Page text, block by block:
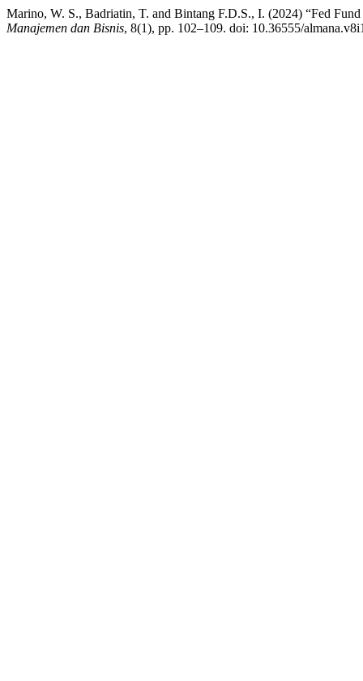
Marino, W. S., Badriatin, T. and Bintang F.D.S., I. (2024) “Fed
Manajemen dan Bisnis, 8(1), pp. 102–109. doi: 10.36555/